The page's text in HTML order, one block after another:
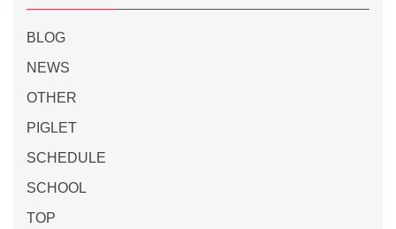
BLOG
NEWS
OTHER
PIGLET
SCHEDULE
SCHOOL
TOP